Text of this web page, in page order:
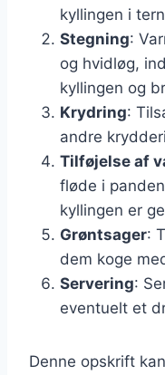
kyllingen i
Stegning:
og hvidløg,
kyllingen og
Krydring:
andre
Tilføjelse af
fløde i
kyllingen er
Grøntsager:
dem koge
Servering:
eventuelt et
Denne opskrift